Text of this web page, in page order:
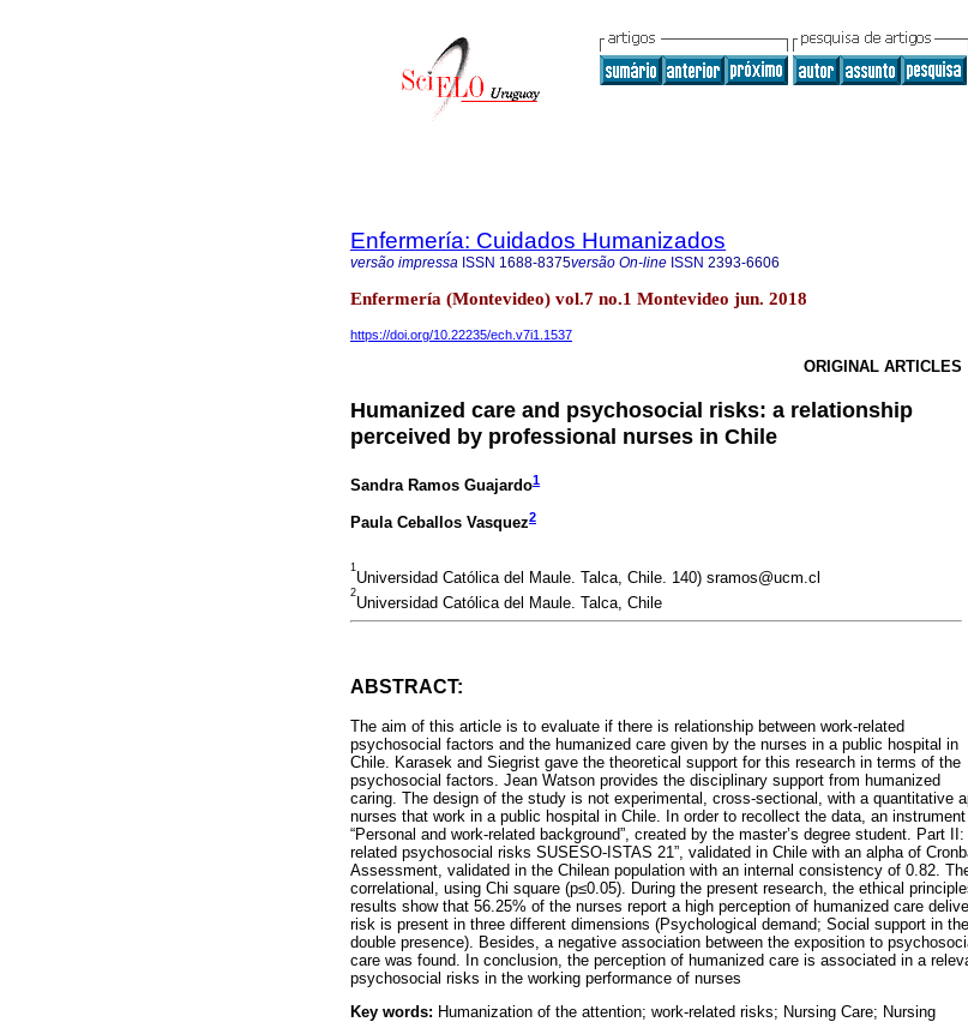
Enfermería: Cuidados Humanizados
versão impressa ISSN 1688-8375versão On-line ISSN 2393-6606
Enfermería (Montevideo) vol.7 no.1 Montevideo jun. 2018
https://doi.org/10.22235/ech.v7i1.1537
ORIGINAL ARTICLES
Humanized care and psychosocial risks: a relationship
perceived by professional nurses in Chile
Sandra Ramos Guajardo1
Paula Ceballos Vasquez2
1
Universidad Católica del Maule. Talca, Chile. 140) sramos@ucm.cl
2
Universidad Católica del Maule. Talca, Chile
ABSTRACT:
The aim of this article is to evaluate if there is relationship between work-related
psychosocial factors and the humanized care given by the nurses in a public hospital in
Chile. Karasek and Siegrist gave the theoretical support for this research in terms of the
psychosocial factors. Jean Watson provides the disciplinary support from humanized
caring. The design of the study is not experimental, cross-sectional, with a quantitative
nurses that work in a public hospital in Chile. In order to recollect the data, an
“Personal and work-related background”, created by the master’s degree student. Part
related psychosocial risks SUSESO-ISTAS 21”, validated in Chile with an alpha of
Assessment, validated in the Chilean population with an internal consistency of 0.82.
correlational, using Chi square (p≤0.05). During the present research, the ethical
results show that 56.25% of the nurses report a high perception of humanized care
risk is present in three different dimensions (Psychological demand; Social support in
double presence). Besides, a negative association between the exposition to
care was found. In conclusion, the perception of humanized care is associated in a
psychosocial risks in the working performance of nurses
Key words: Humanization of the attention; work-related risks; Nursing Care; Nursing